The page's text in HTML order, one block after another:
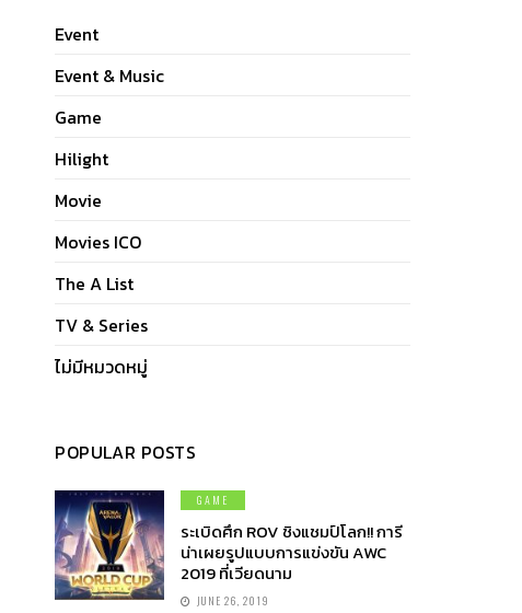
Event
Event & Music
Game
Hilight
Movie
Movies ICO
The A List
TV & Series
ไม่มีหมวดหมู่
POPULAR POSTS
GAME
ระเบิดศึก ROV ชิงแชมป์โลก!! การี
น่าเผยรูปแบบการแข่งขัน AWC
2019 ที่เวียดนาม
JUNE 26, 2019